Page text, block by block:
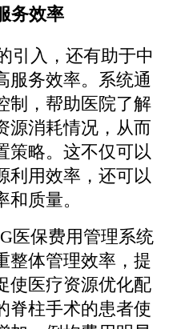
务效率
引入，还有助于中
服务效率。系统通
制，帮助医院了解
源消耗情况，从而
策略。这不仅可以
利用效率，还可以
质量。
医保费用管理系统
整体管理效率，提
使医疗资源优化配
脊柱手术的患者使